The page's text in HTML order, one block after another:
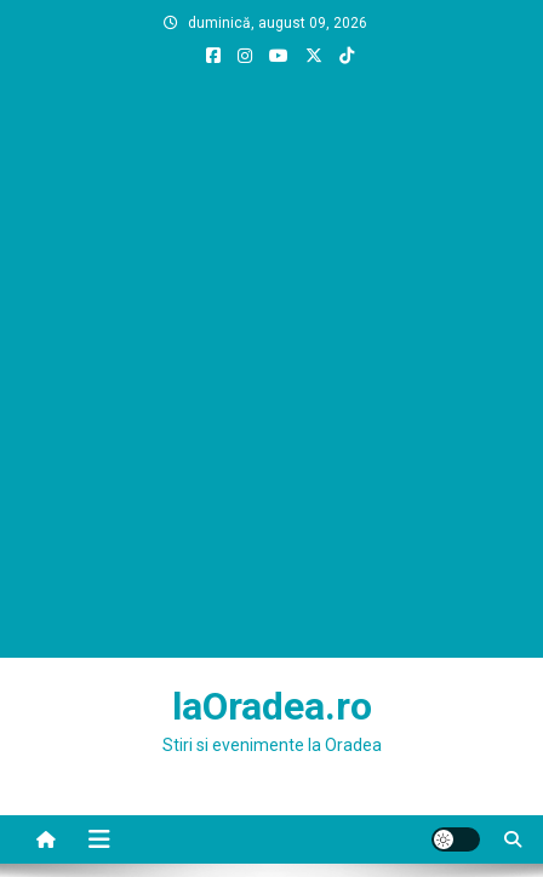
duminică, august 09, 2026
laOradea.ro
Stiri si evenimente la Oradea